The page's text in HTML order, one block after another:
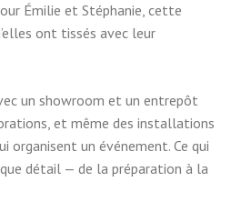
Émilie et Stéphanie, cette
ont tissés avec leur
un showroom et un entrepôt
et même des installations
organisent un événement. Ce qui
détail — de la préparation à la